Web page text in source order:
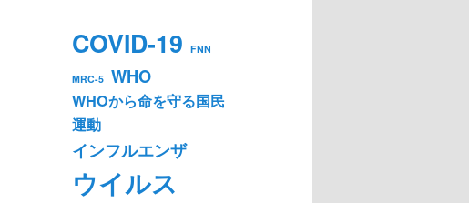
COVID-19 FNN
MRC-5 WHO
WHOから命を守る国民
運動
インフルエンザ
ウイルス